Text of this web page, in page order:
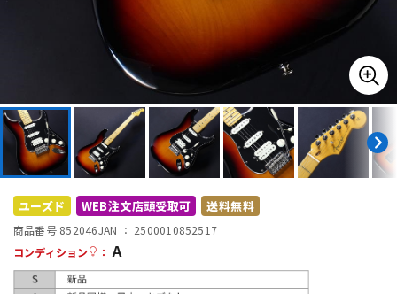
DTM
DTM オンライン納品 レコーディング機器
配信/ライブ機器 楽器アクセサリ
中古
ユーズド WEB注文店頭受取可 送料無料
商品番号 852046JAN ： 2500010852517
コンディション
： A